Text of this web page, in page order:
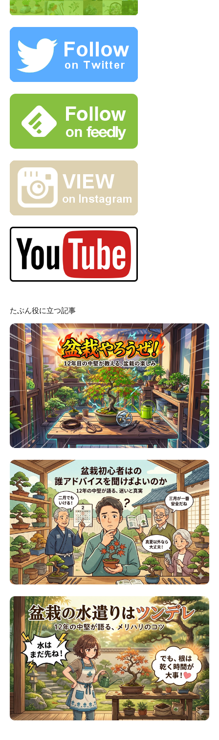
たぶん役に立つ記事